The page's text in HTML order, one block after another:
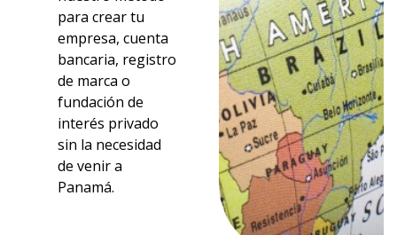
para crear tu
empresa, cuenta
bancaria, registro
de marca o
fundación de
interés privado
sin la necesidad
de venir a
Panamá.